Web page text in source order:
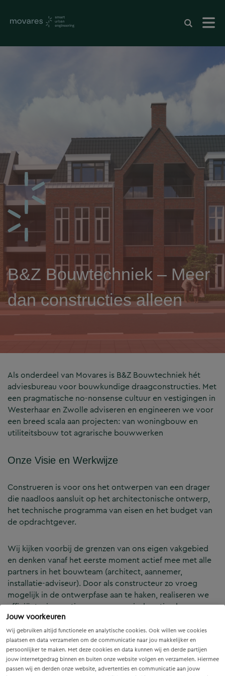
Jouw voorkeuren
Wij gebruiken altijd functionele en analytische cookies. Ook willen we cookies
plaatsen en data verzamelen om de communicatie naar jou makkelijker en
persoonlijker te maken. Met deze cookies en data kunnen wij en derde partijen
jouw internetgedrag binnen en buiten onze website volgen en verzamelen. Hiermee
passen wij en derden onze website, advertenties en communicatie aan jouw
B&Z Bouwtechniek – Meer
dan constructies alleen
Als onderdeel van Movares is B&Z Bouwtechniek hét
adviesbureau voor bouwkundige draagconstructies. Met
een pragmatische no-nonsense cultuur en vestigingen in
Westerhaar en Zwolle adviseren en engineeren we voor
een breed scala aan projecten: van woningbouw en
utiliteitsbouw tot agrarische bouwwerken
Onze Visie en Werkwijze
Construeren is voor ons het ontwerpen van een drager
die naadloos aansluit op het architectonische ontwerp,
het technische programma van eisen en het budget van
de opdrachtgever.
Wij kijken voorbij de grenzen van ons eigen vakgebied
en denken vanaf het eerste moment actief mee met alle
partners in het bouwteam (architect, aannemer,
installatie-adviseur). Door als constructeur zo vroeg
mogelijk in de ontwerpfase aan te haken, realiseren we
efficiënte, innovatieve en economisch optimale
constructies — voor zowel nieuwbouw als renovatie.
Onze Expertises en Activiteiten
B&Z Bouwtechniek verzorgt het volledige constructieve